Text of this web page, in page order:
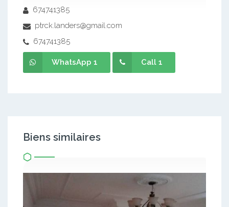
674741385
ptrck.landers@gmail.com
674741385
WhatsApp 1 Call 1
Biens similaires